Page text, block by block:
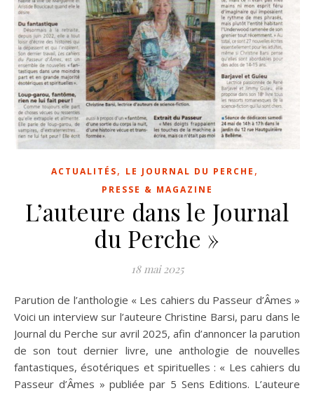
ACTUALITÉS, LE JOURNAL DU PERCHE ,
PRESSE & MAGAZINE
L’auteure dans le Journal
du Perche »
18 mai 2025
Parution de l’anthologie « Les cahiers du Passeur d’Âmes »
Voici un interview sur l’auteure Christine Barsi, paru dans le
Journal du Perche sur avril 2025, afin d’annoncer la parution
de son tout dernier livre, une anthologie de nouvelles
fantastiques, ésotériques et spirituelles : « Les cahiers du
Passeur d’Âmes » publiée par 5 Sens Editions. L’auteure